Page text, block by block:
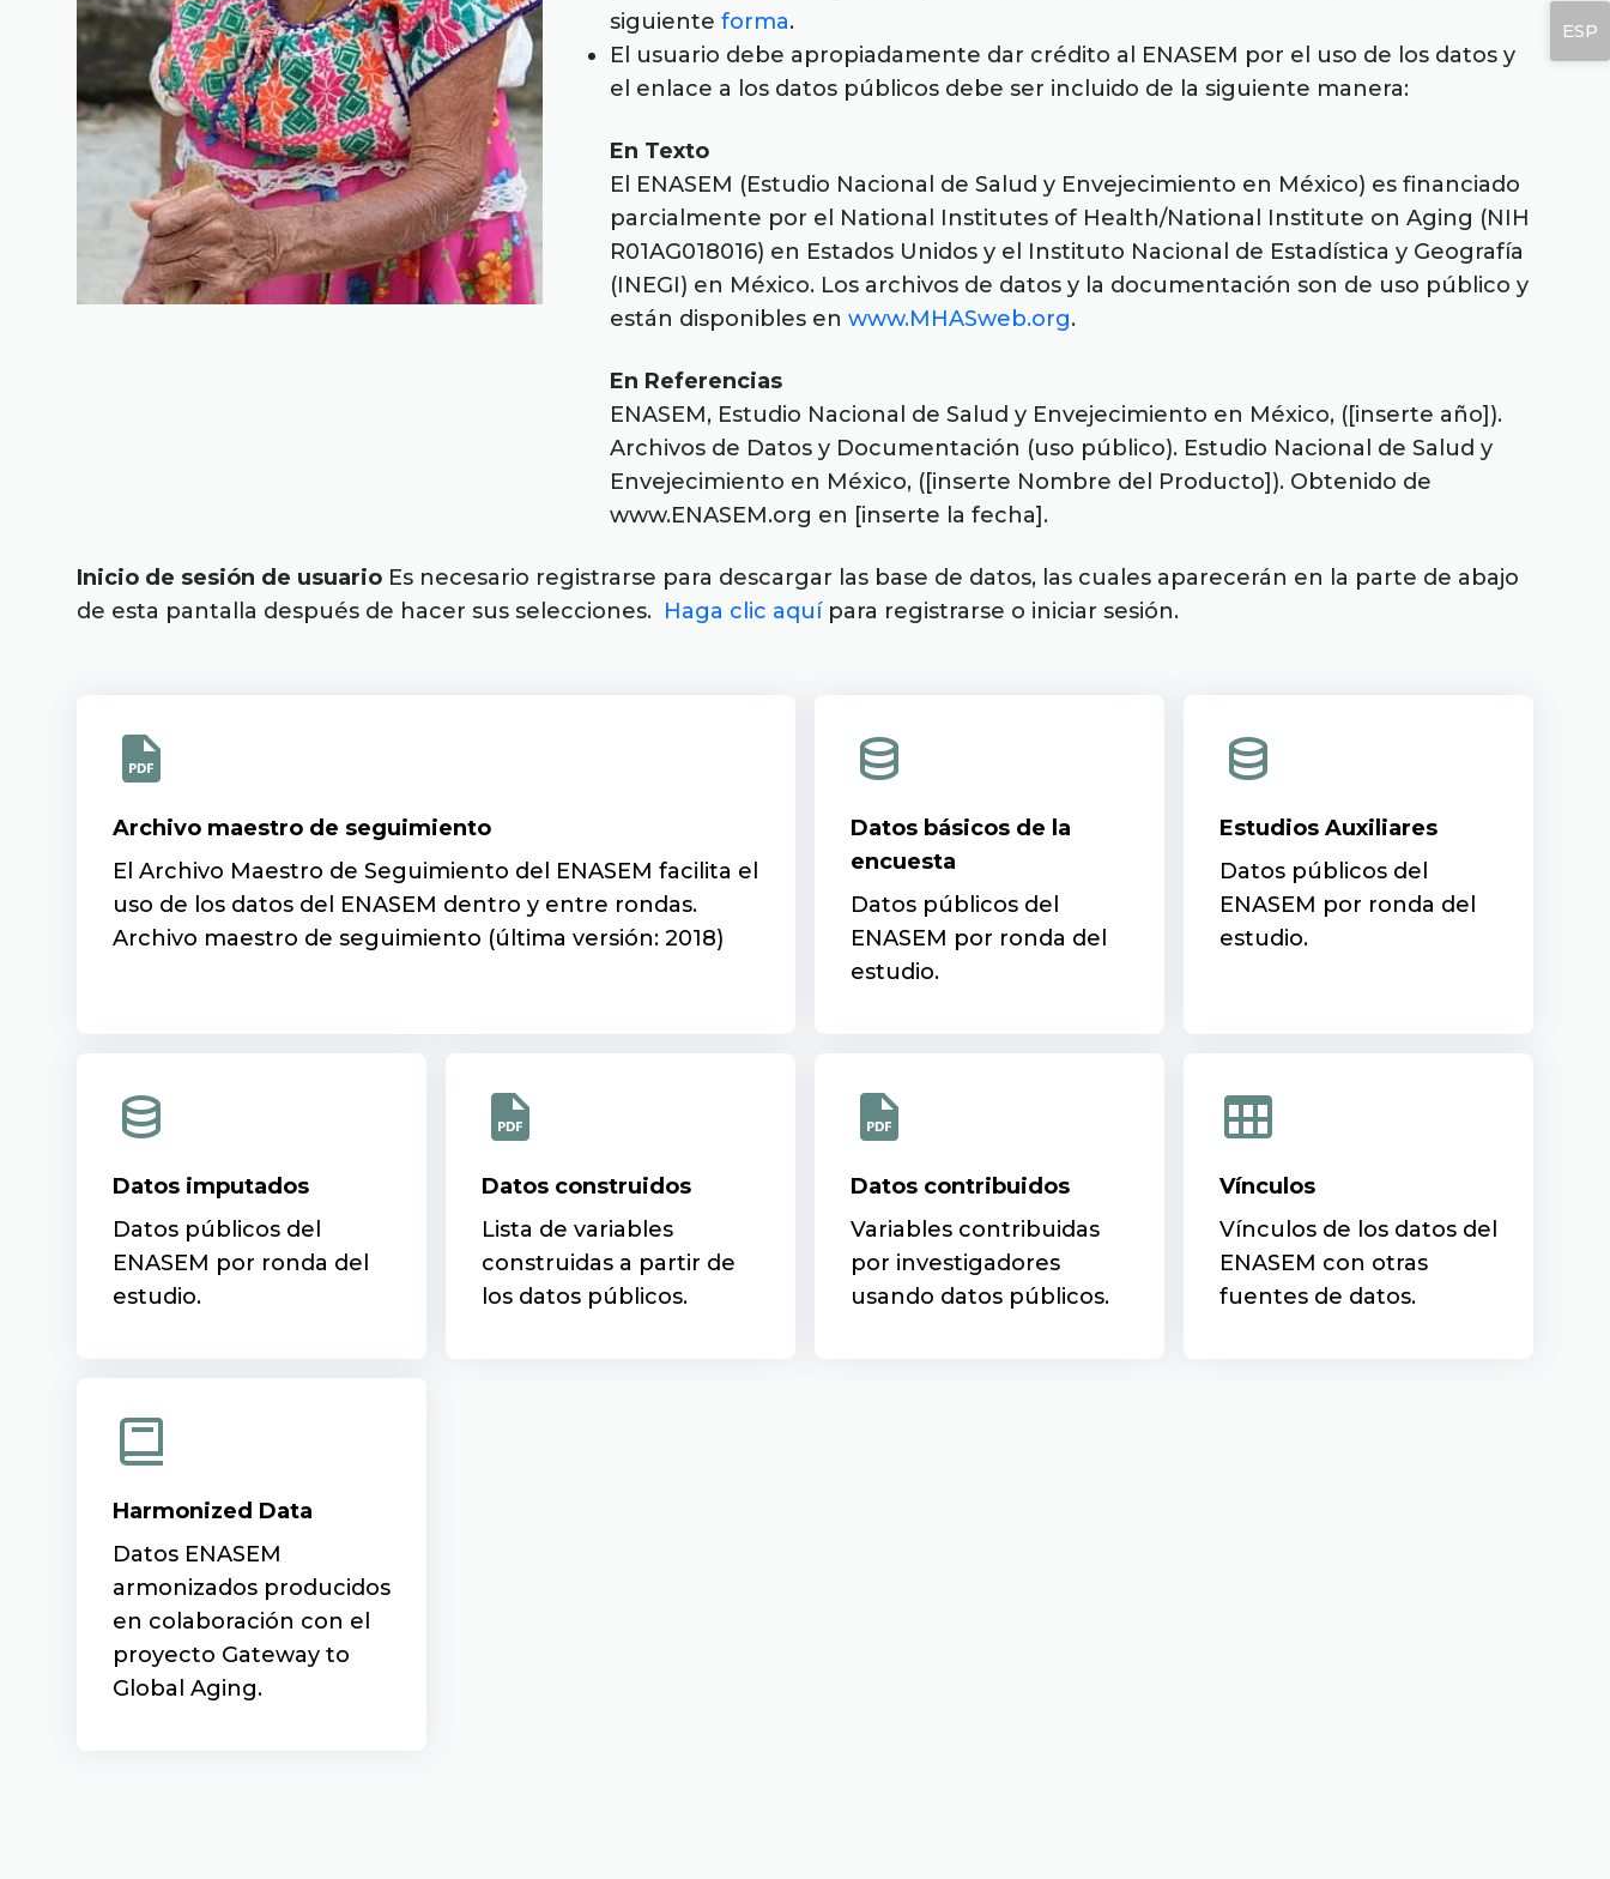
ESP
siguienteforma.
El usuario debe apropiadamente dar crédito al ENASEM por el uso de los datos y
el enlace a los datos públicos debe ser incluido de la siguiente manera:
En Texto
El ENASEM (Estudio Nacional de Salud y Envejecimiento en México) es financiado
parcialmente por el National Institutes of Health/National Institute on Aging (NIH
R01AG018016) en Estados Unidos y el Instituto Nacional de Estadística y Geografía
(INEGI) en México. Los archivos de datos y la documentación son de uso público y
están disponibles enwww.MHASweb.org.
En Referencias
ENASEM, Estudio Nacional de Salud y Envejecimiento en México, ([inserte año]).
Archivos de Datos y Documentación (uso público). Estudio Nacional de Salud y
Envejecimiento en México, ([inserte Nombre del Producto]). Obtenido de
www.ENASEM.org en [inserte la fecha].
Inicio de sesión de usuario Es necesario registrarse para descargar las base de datos, las cuales aparecerán en la parte de abajo
de esta pantalla después de hacer sus selecciones. Haga clic aquípara registrarse o iniciar sesión.
Archivo maestro de seguimiento
El Archivo Maestro de Seguimiento del ENASEM facilita el
uso de los datos del ENASEM dentro y entre rondas.
Archivo maestro de seguimiento (última versión: 2018)
Datos básicos de la
encuesta
Datos públicos del
ENASEM por ronda del
estudio.
Estudios Auxiliares
Datos públicos del
ENASEM por ronda del
estudio.
Datos imputados
Datos públicos del
ENASEM por ronda del
estudio.
Datos construidos
Lista de variables
construidas a partir de
los datos públicos.
Datos contribuidos
Variables contribuidas
por investigadores
usando datos públicos.
Vínculos
Vínculos de los datos del
ENASEM con otras
fuentes de datos.
Harmonized Data
Datos ENASEM
armonizados producidos
en colaboración con el
proyecto Gateway to
Global Aging.